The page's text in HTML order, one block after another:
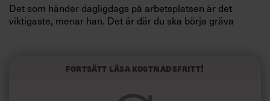
Det som händer dagligdags på arbetsplatsen är det
viktigaste, menar han. Det är där du ska börja gräva
och höjt arbetsglädjen på Google:
Fortsätt läsa kostnadsfritt!